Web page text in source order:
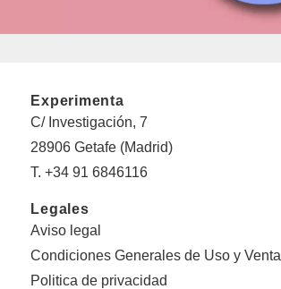
Experimenta
C/ Investigación, 7
28906 Getafe (Madrid)
T. +34 91 6846116
Legales
Aviso legal
Condiciones Generales de Uso y Venta
Politica de privacidad